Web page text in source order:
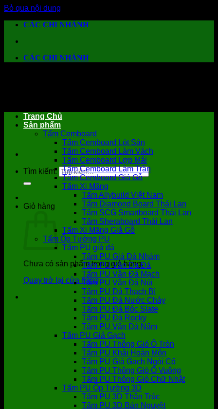
Bỏ qua nội dung
CÁC CHI NHÁNH
CÁC CHI NHÁNH
Tìm kiếm:
Giỏ hàng
Chưa có sản phẩm trong giỏ hàng.
Quay trở lại cửa hàng
Trang Chủ
Sản phẩm
Tấm Cemboard
Tấm Cemboard Lót Sàn
Tấm Cemboard Làm Vách
Tấm Cemboard Lợp Mái
Tấm Cemboard Làm Trần
Tấm Cemboard Giả Gỗ
Tấm Xi Măng
Tấm Allybuild Việt Nam
Tấm Diamond Board Thái Lan
Tấm SCG Smartboard Thái Lan
Tấm Sheraboard Thái Lan
Tấm Xi Măng Giả Gỗ
Tấm Ốp Tường PU
Tấm PU giả đá
Tấm PU Giả Đá Nhám
Tấm PU Vân Da Đá
Tấm PU Vân Đá Mạch
Tấm PU Vân Đá Núi
Tấm PU Đá Thạch Bì
Tấm PU Đá Nước Chảy
Tấm PU Đá Bóc Slate
Tấm PU Đá Rocky
Tấm PU Vân Đá Nấm
Tấm PU Giả Gạch
Tấm PU Thông Gió Ô Tròn
Tấm PU Khải Hoàn Môn
Tấm PU Giả Gạch Ngói Cổ
Tấm PU Thông Gió Ô Vuông
Tấm PU Thông Gió Chữ Nhật
Tấm PU Ốp Tường 3D
Tấm PU 3D Thân Trúc
Tấm PU 3D Bán Nguyệt